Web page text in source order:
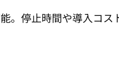
。停止時間や導入コス